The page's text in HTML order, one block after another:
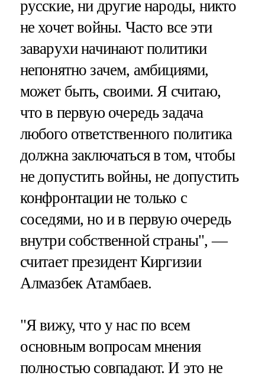
русские, ни другие народы, никто
не хочет войны. Часто все эти
заварухи начинают политики
непонятно зачем, амбициями,
может быть, своими. Я считаю,
что в первую очередь задача
любого ответственного политика
должна заключаться в том, чтобы
не допустить войны, не допустить
конфронтации не только с
соседями, но и в первую очередь
внутри собственной страны", —
считает президент Киргизии
Алмазбек Атамбаев.
"Я вижу, что у нас по всем
основным вопросам мнения
полностью совпадают. И это не